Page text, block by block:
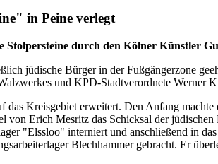
in Peine verlegt
Stolpersteine durch den Kölner Künstler
jüdische Bürger in der Fußgängerzone
und KPD-Stadtverordnete Werner
das Kreisgebiet erweitert. Den Anfang
von Erich Mesritz das Schicksal der
"Elssloo" interniert und anschließend in
Blechhammer gebracht. Er